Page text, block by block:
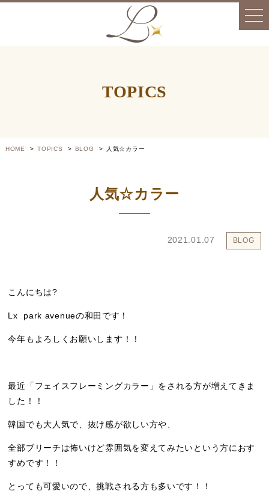
TOPICS
HOME TOPICS BLOG 人気☆カラー
人気☆カラー
2021.01.07 BLOG
こんにちは?
Lx park avenueの和田です！
今年もよろしくお願いします！！
最近「フェイスフレーミングカラー」をされる方が増えてきま
した！！
韓国でも大人気で、抜け感が欲しい方や、
全部ブリーチは怖いけど雰囲気を変えてみたいという方におす
すめです！！
とっても可愛いので、挑戦される方も多いです！！